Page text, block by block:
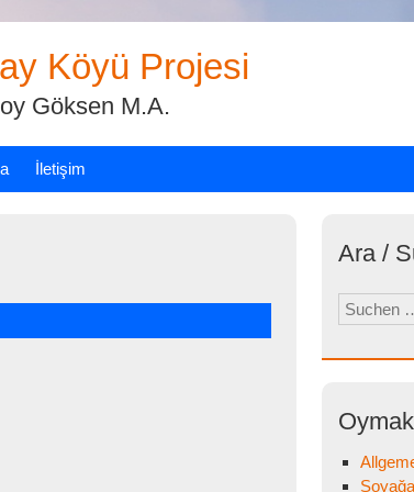
Köyü Projesi
Göksen M.A.
İletişim
Ara /
Suchen
nach: